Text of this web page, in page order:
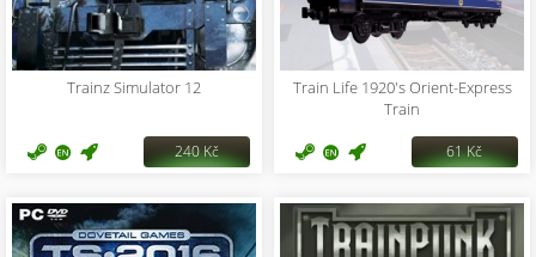
Trainz Simulator 12
240 Kč
Train Life 1920's Orient-Express
Train
61 Kč